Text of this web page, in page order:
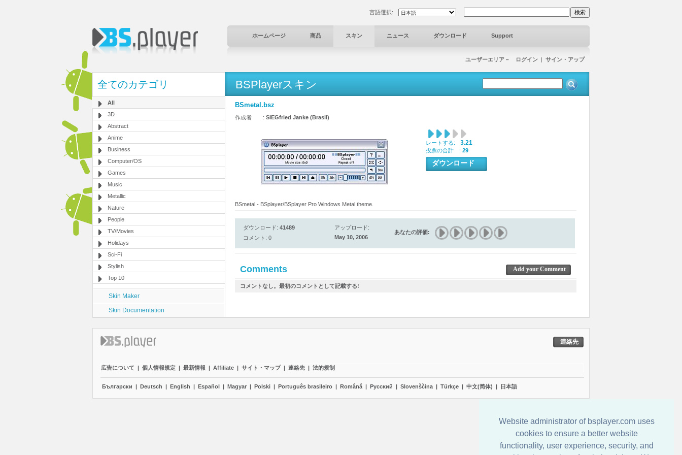
Website administrator of bsplayer.com uses
cookies to ensure a better website
functionality, user experience, security, and
言語選択:
ホームページ 商品 スキン ニュース ダウンロード Support
ユーザーエリア－ ログイン | サイン・アップ
全てのカテゴリ
All
3D
Abstract
Anime
Business
Computer/OS
Games
Music
Metallic
Nature
People
TV/Movies
Holidays
Sci-Fi
Stylish
Top 10
Skin Maker
Skin Documentation
BSPlayerスキン
BSmetal.bsz
作成者 : SIEGfried Janke (Brasil)
レートする: 3.21
投票の合計 : 29
ダウンロード
BSmetal - BSplayer/BSplayer Pro Windows Metal theme.
ダウンロード: 41489
コメント: 0
アップロード:
May 10, 2006
あなたの評価:
Comments Add your Comment
コメントなし。最初のコメントとして記載する!
連絡先
広告について | 個人情報規定 | 最新情報 | Affiliate | サイト・マップ | 連絡先 | 法的規制
Български | Deutsch | English | Español | Magyar | Polski | Português brasileiro | Română | Pyccĸий | Slovenščina | Türkçe | 中文(简体) | 日本語